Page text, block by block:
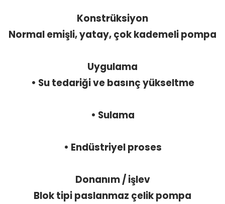
Konstrüksiyon
Normal emişli, yatay, çok kademeli pompa
Uygulama
• Su tedariği ve basınç yükseltme
• Sulama
• Endüstriyel proses
Donanım / işlev
Blok tipi paslanmaz çelik pompa